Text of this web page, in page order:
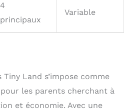
4
principaux
Variable
Tiny Land s’impose comme
les parents cherchant à
et économie. Avec une